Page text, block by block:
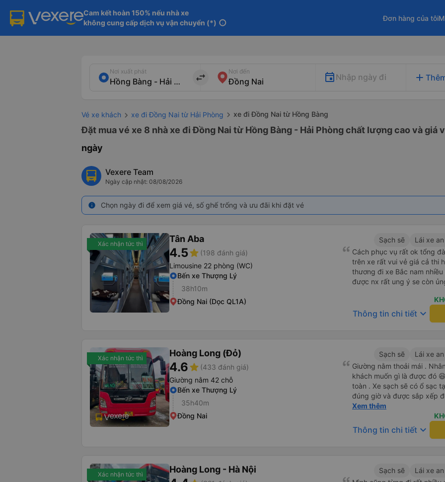
Cam kết hoàn 150% nếu nhà xe
không cung cấp dịch vụ vận chuyển (*) info
Đơn hàng của tôi
Nơi xuất phát
import_export
Nơi đến
Nhập ngày đi add
Vé xe khách xe đi Đồng Nai từ Hải Phòng xe đi Đồng Nai từ Hồng Bàng
Đặt mua vé xe 8 nhà xe đi Đồng Nai từ Hồng Bàng - Hải Phòng chất lượng cao và giá
ngày
Vexere Team
Ngày cập nhật: 08/08/2026
info Chọn ngày đi để xem giá vé, số ghế trống và ưu đãi khi đặt vé
Xác nhận tức thì Tân Aba
4.5star (198 đánh giá)
Limousine 22 phòng (WC)
Bến xe Thượng Lý
38h10m
Đồng Nai (Dọc QL1A)
Sạch sẽ Lái xe
Cách phục vụ rất ok tổng
trên xe rất vui vẻ giá cả thi
thương đi xe Bắc nam
được nx rất ung ý se còn
Thông tin chi tiết keyboard_arrow_down
Xác nhận tức thì Hoàng Long (Đỏ)
4.6star (433 đánh giá)
Giường nằm 42 chỗ
Bến xe Thượng Lý
35h40m
Đồng Nai
Sạch sẽ Lái xe
Giường nằm thoải mái .
khách muốn gì là được đó
toàn . Xe sạch sẽ có ổ sạc
đúng giờ và được sắp xếp
cho hoàng long đỏ 👍
Xem thêm
Thông tin chi tiết keyboard_arrow_down
Xác nhận tức thì Hoàng Long - Hà Nội Sạch sẽ Lái xe